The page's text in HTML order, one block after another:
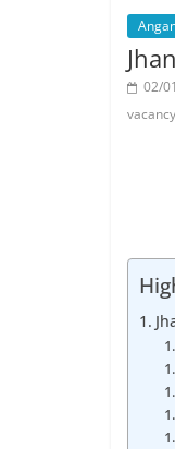
02/
vacancy